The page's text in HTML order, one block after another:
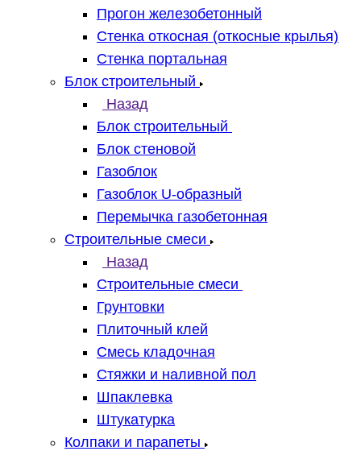
Прогон железобетонный
Стенка откосная (откосные крылья)
Стенка портальная
Блок строительный
Назад
Блок строительный
Блок стеновой
Газоблок
Газоблок U-образный
Перемычка газобетонная
Строительные смеси
Назад
Строительные смеси
Грунтовки
Плиточный клей
Смесь кладочная
Стяжки и наливной пол
Шпаклевка
Штукатурка
Колпаки и парапеты